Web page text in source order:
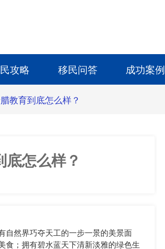
攻略 移民问答 成功案例
教育到底怎么样？
怎么样？
然界巧夺天工的一步一景的美景面
食；拥有碧水蓝天下清新淡雅的绿色生